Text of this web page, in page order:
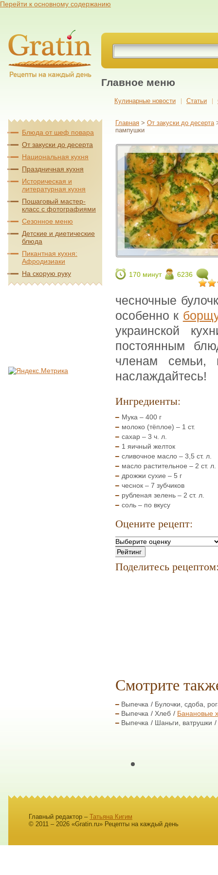
Перейти к основному содержанию
Главное меню
Кулинарные новости Cтатьи
Главная > От закуски до десерта
пампушки
170 минут 6236
чесночные
особенно к борщу
украинской
постоянным
членам семьи,
наслаждайтесь!
Ингредиенты:
Мука – 400 г
молоко (тёплое) – 1 ст.
сахар – 3 ч. л.
1 яичный желток
сливочное масло – 3,5 ст. л.
масло растительное – 2 ст. л.
дрожжи сухие – 5 г
чеснок – 7 зубчиков
рубленая зелень – 2 ст. л.
соль – по вкусу
Оцените рецепт:
Поделитесь
Смотрите
Выпечка
Булочки, сдоба,
Выпечка
Хлеб
Банановые
Выпечка
Шаньги, ватрушки
Блюда от шеф повара
От закуски до десерта
Национальная кухня
Праздничная кухня
Историческая и
литературная кухня
Пошаговый мастер-
класс с фотографиями
Сезонное меню
Детские и диетические
блюда
Пикантная кухня:
Афродизиаки
На скорую руку
Главный редактор – Татьяна Кигим
© 2011 – 2026 «Gratin.ru» Рецепты на каждый день